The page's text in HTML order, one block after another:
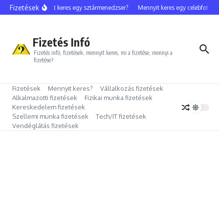
Ugrás a tartalomhoz
FizetésekMennyit keres egy sztármenedzser? Mennyit keres egy celebfotós?
Fizetés Infó
Fizetés infó, fizetések, mennyit keres, mi a fizetése, mennyi a
fizetése?
Fizetések Mennyit keres?
Vállalkozás fizetések
Alkalmazotti fizetések
Fizikai munka fizetések
Kereskedelem fizetések
Szellemi munka fizetések
Tech/IT fizetések
Vendéglátás fizetések